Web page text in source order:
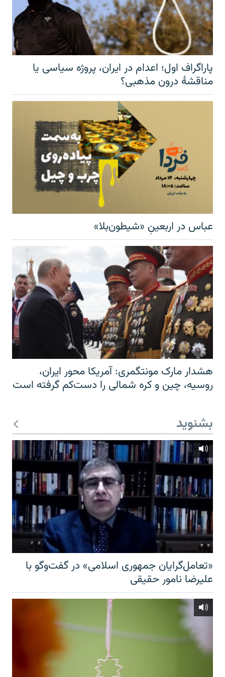
پاراگراف اول؛ اعدام در ایران، پروژه سیاسی یا
مناقشهٔ درون مذهبی؟
عباس در اربعینِ «شیطون‌بلا»
هشدار مارک مونتگمری: آمریکا محور ایران،
روسیه، چین و کره شمالی را دست‌کم گرفته است
بشنوید
«تعامل‌گرایان جمهوری اسلامی» در گفت‌وگو با
علیرضا نامور حقیقی